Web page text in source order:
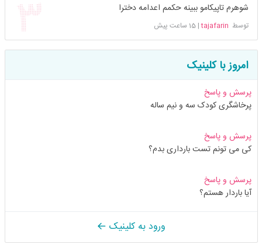
شوهرم تاپیکامو ببینه حکمم اعدامه دخترا
توسط tajafarin
|15 ساعت پیش
امروز با کلینیک
پرسش و پاسخ
پرخاشگری کودک سه و نیم ساله
پرسش و پاسخ
کی می تونم تست بارداری بدم؟
پرسش و پاسخ
آیا باردار هستم؟
ورود به کلینیک